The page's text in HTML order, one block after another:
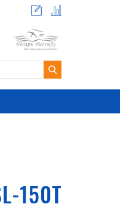
150Т